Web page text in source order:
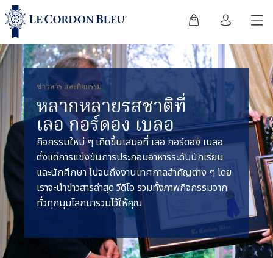
ข่าวสาร และกิจกรรม
หลากหลายรสชาติที่
เลอ กอร์ดอง เบลอ
กิจกรรมใหม่ ๆ เกิดขึ้นเสมอที่ เลอ กอร์ดอง เบลอ
ตั้งแต่การแข่งขันการประกอบอาหารระดับนักเรียน
และนักศึกษา ไปจนถึงงานเทศกาลสำคัญต่าง ๆ โดย
เราจะนำข่าวสารล่าสุด วีดีโอ รวมทั้งภาพกิจกรรมจาก
ทั่วทุกมุมโลกมารวมไว้ให้คุณ